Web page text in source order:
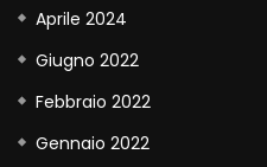
Aprile 2024
Giugno 2022
Febbraio 2022
Gennaio 2022